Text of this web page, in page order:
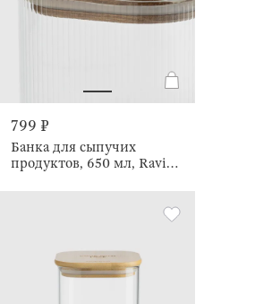
799 ₽
Банка для сыпучих
продуктов, 650 мл, Ravi